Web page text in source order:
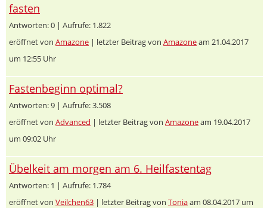
fasten
Antworten: 0 | Aufrufe: 1.822
eröffnet von Amazone | letzter Beitrag von Amazoneam 21.04.2017
um 12:55 Uhr
Fastenbeginn optimal?
Antworten: 9 | Aufrufe: 3.508
eröffnet von Advanced | letzter Beitrag von Amazoneam 19.04.2017
um 09:02 Uhr
Übelkeit am morgen am 6. Heilfastentag
Antworten: 1 | Aufrufe: 1.784
eröffnet von Veilchen63 | letzter Beitrag von Toniaam 08.04.2017 um